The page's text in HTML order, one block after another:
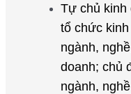
Tự chủ kinh
tổ chức
ngành,
doanh; chủ
ngành,